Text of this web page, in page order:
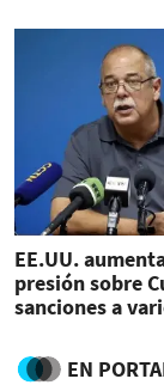
EE.UU.
presión sobre
sanciones a
EN